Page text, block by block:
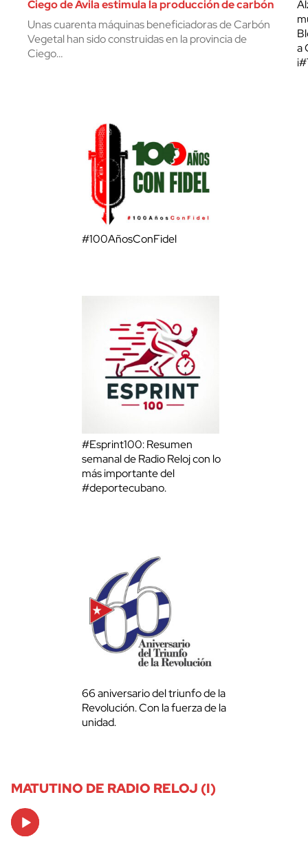
Ciego de Ávila estimula la producción de carbón
Unas cuarenta máquinas beneficiadoras de Carbón
Vegetal han sido construidas en la provincia de
Ciego…
a
#100AñosConFidel
#Esprint100: Resumen
semanal de Radio Reloj con lo
más importante del
#deportecubano.
66 aniversario del triunfo de la
Revolución. Con la fuerza de la
unidad.
MATUTINO DE RADIO RELOJ (I)
Audio
Player